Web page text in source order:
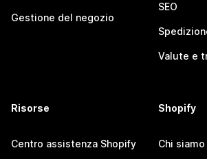
Gestione del negozio
SEO
Valute e
Risorse
Centro assistenza Shopify
Shopify
Chi siamo